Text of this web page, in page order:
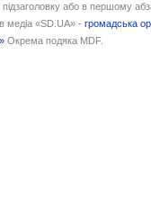
або в першому
медіа «SD.UA» -громадська
Окрема подяка MDF.